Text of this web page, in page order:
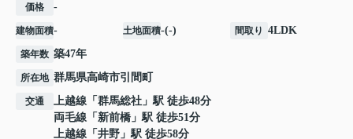
価格 -
建物面積- 土地面積-(-) 間取り 4LDK
築年数 築47年
所在地 群馬県高崎市引間町
交通 上越線 「 群馬総社 」駅 徒歩48分
両毛線 「 新前橋 」駅 徒歩51分
上越線 「 井野 」駅 徒歩58分